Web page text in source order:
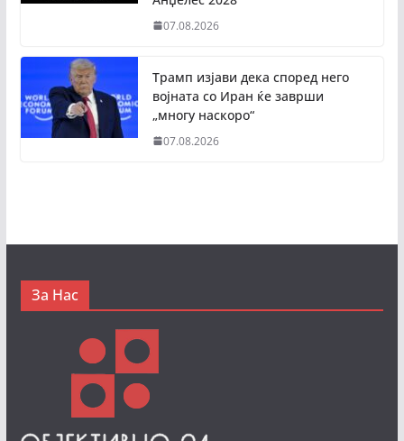
07.08.2026
Трамп изјави дека според него
војната со Иран ќе заврши
„многу наскоро“
07.08.2026
За Нас